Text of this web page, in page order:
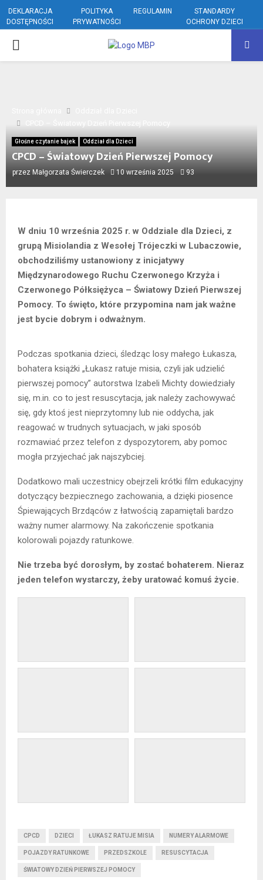
DEKLARACJA
DOSTĘPNOŚCI
POLITYKA
PRYWATNOŚCI
REGULAMIN
STANDARDY
OCHRONY DZIECI
PRIMARY
Głośne czytanie bajek Oddział dla Dzieci
CPCD – Światowy Dzień Pierwszej Pomocy
przez Małgorzata Świerczek 10 września 2025 93
W dniu 10 września 2025 r. w Oddziale dla Dzieci, z
grupą Misiolandia z Wesołej Trójeczki w Lubaczowie,
obchodziliśmy ustanowiony z inicjatywy
Międzynarodowego Ruchu Czerwonego Krzyża i
Czerwonego Półksiężyca – Światowy Dzień Pierwszej
Pomocy. To święto, które przypomina nam jak ważne
jest bycie dobrym i odważnym.
Podczas spotkania dzieci, śledząc losy małego Łukasza,
bohatera książki „Łukasz ratuje misia, czyli jak udzielić
pierwszej pomocy” autorstwa Izabeli Michty dowiedziały
się, m.in. co to jest resuscytacja, jak należy zachowywać
się, gdy ktoś jest nieprzytomny lub nie oddycha, jak
reagować w trudnych sytuacjach, w jaki sposób
rozmawiać przez telefon z dyspozytorem, aby pomoc
mogła przyjechać jak najszybciej.
Dodatkowo mali uczestnicy obejrzeli krótki film edukacyjny
dotyczący bezpiecznego zachowania, a dzięki piosence
Śpiewających Brzdąców z łatwością zapamiętali bardzo
ważny numer alarmowy. Na zakończenie spotkania
kolorowali pojazdy ratunkowe.
Nie trzeba być dorosłym, by zostać bohaterem. Nieraz
jeden telefon wystarczy, żeby uratować komuś życie.
CPCD DZIECI ŁUKASZ RATUJE MISIA NUMERY ALARMOWE
POJAZDY RATUNKOWE PRZEDSZKOLE RESUSCYTACJA
ŚWIATOWY DZIEŃ PIERWSZEJ POMOCY